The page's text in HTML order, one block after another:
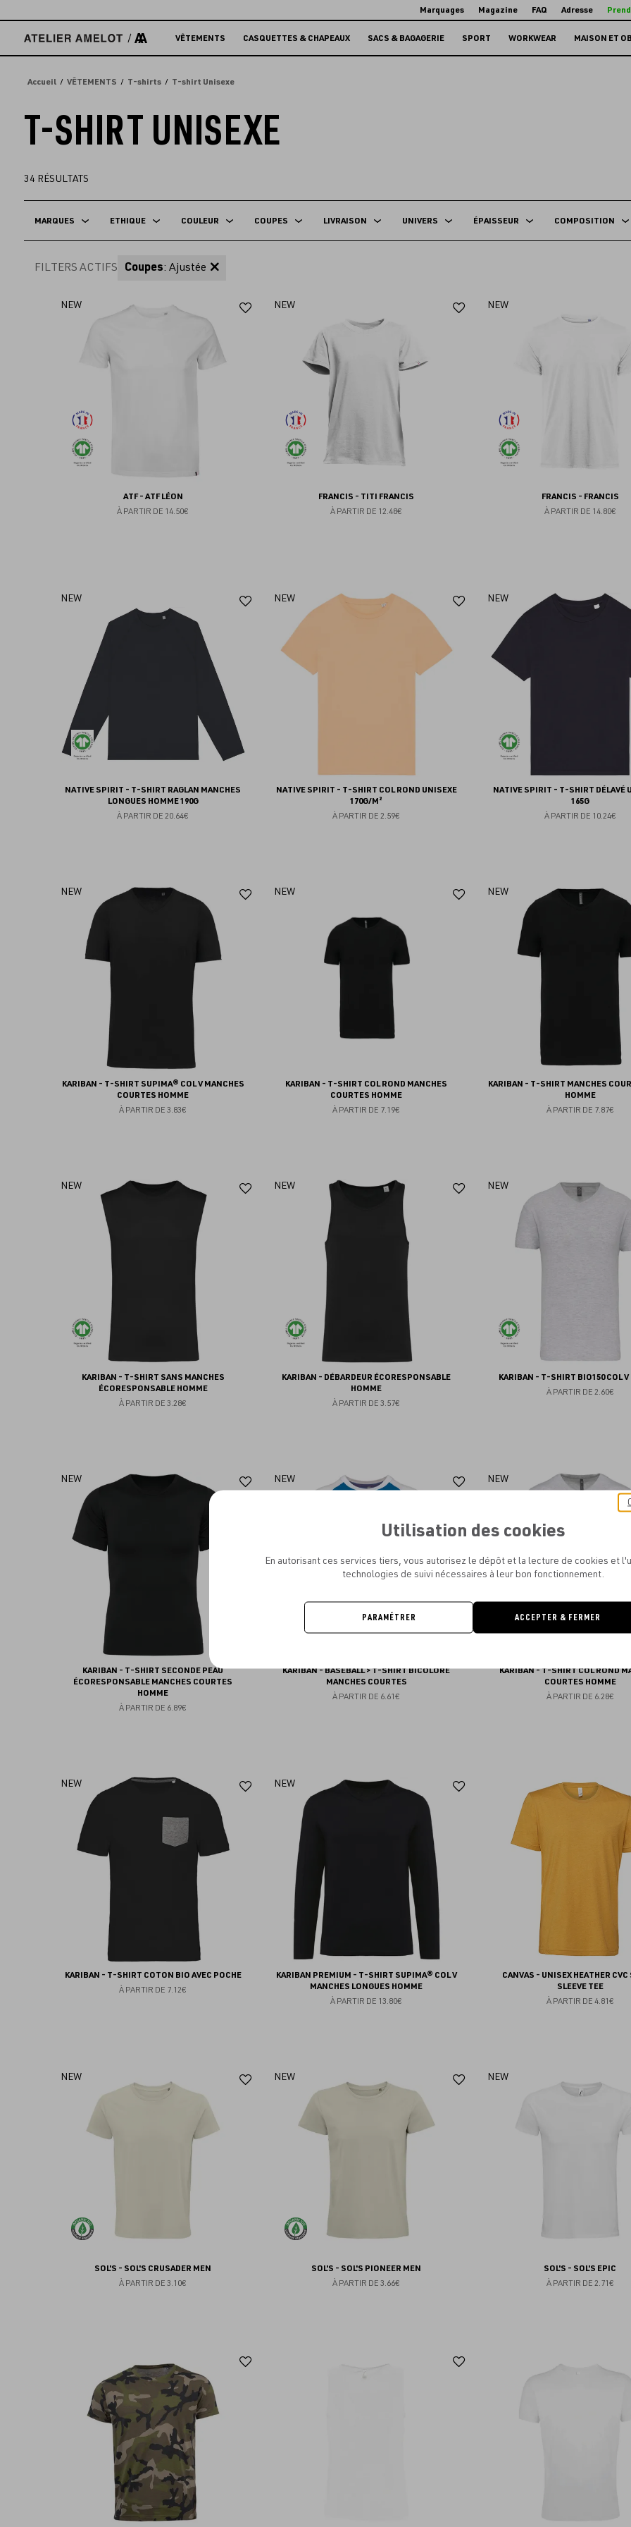
directement
contenu
Marquages Magazine FAQ Adresse
VÊTEMENTS CASQUETTES & CHAPEAUX SACS & BAGAGERIE SPORT WORKWEAR MAISON ET
Accueil VÊTEMENTS T-shirts T-shirt Unisexe
T-SHIRT UNISEXE
34 RÉSULTATS
MARQUES ETHIQUE COULEUR COUPES LIVRAISON UNIVERS ÉPAISSEUR COMPOSITION
FILTERS ACTIFS Coupes: Ajustée
NEW
ATF - ATF LÉON
À PARTIR DE 14.50€
Ajouter
NEW
FRANCIS - TITI FRANCIS
À PARTIR DE 12.48€
Ajouter
NEW
FRANCIS - FRANCIS
À PARTIR DE 14.80€
NEW
NATIVE SPIRIT - T-SHIRT RAGLAN MANCHES
LONGUES HOMME 190G
À PARTIR DE 20.64€
Ajouter
favoris
NEW
NATIVE SPIRIT - T-SHIRT COL ROND UNISEXE
170G/M²
À PARTIR DE 2.59€
Ajouter
favoris
NEW
NATIVE SPIRIT - T-SHIRT DÉLAVÉ
165G
À PARTIR DE 10.24€
NEW
KARIBAN - T-SHIRT SUPIMA® COL V MANCHES
COURTES HOMME
À PARTIR DE 3.83€
Ajouter
NEW
KARIBAN - T-SHIRT COL ROND MANCHES
COURTES HOMME
À PARTIR DE 7.19€
Ajouter
NEW
KARIBAN - T-SHIRT MANCHES
HOMME
À PARTIR DE 7.87€
NEW
KARIBAN - T-SHIRT SANS MANCHES
ÉCORESPONSABLE HOMME
À PARTIR DE 3.28€
Ajouter
NEW
KARIBAN - DÉBARDEUR ÉCORESPONSABLE
HOMME
À PARTIR DE 3.57€
Ajouter
favoris
NEW
KARIBAN - T-SHIRT BIO150 COL V
À PARTIR DE 2.60€
NEW
KARIBAN - T-SHIRT SECONDE PEAU
ÉCORESPONSABLE MANCHES COURTES
HOMME
À PARTIR DE 6.89€
Ajouter
NEW
KARIBAN - BASEBALL > T-SHIRT BICOLORE
MANCHES COURTES
À PARTIR DE 6.61€
Ajouter
favoris
NEW
KARIBAN - T-SHIRT COL ROND
COURTES HOMME
À PARTIR DE 6.28€
NEW
KARIBAN - T-SHIRT COTON BIO AVEC POCHE
À PARTIR DE 7.12€
Ajouter
favoris
NEW
KARIBAN PREMIUM - T-SHIRT SUPIMA® COL V
MANCHES LONGUES HOMME
À PARTIR DE 13.80€
favoris
CANVAS - UNISEX HEATHER CVC
SLEEVE TEE
À PARTIR DE 4.81€
NEW
SOL'S - SOL'S CRUSADER MEN
À PARTIR DE 3.10€
Ajouter
favoris
NEW
SOL'S - SOL'S PIONEER MEN
À PARTIR DE 3.66€
Ajouter
NEW
SOL'S - SOL'S EPIC
À PARTIR DE 2.71€
Utilisation des cookies
En autorisant ces services tiers, vous autorisez le dépôt et la lecture de cookies et
technologies de suivi nécessaires à leur bon fonctionnement.
PARAMÉTRER ACCEPTER & FERMER